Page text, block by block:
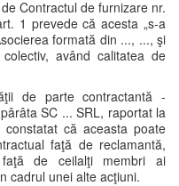
Contractul de furnizare nr.
1 prevede că acesta „s-a
formată din ..., ..., şi
având calitatea de
de parte contractantă -
SC ... SRL, raportat la
că aceasta poate
faţă de reclamantă,
de ceilalţi membri ai
cadrul unei alte acţiuni.